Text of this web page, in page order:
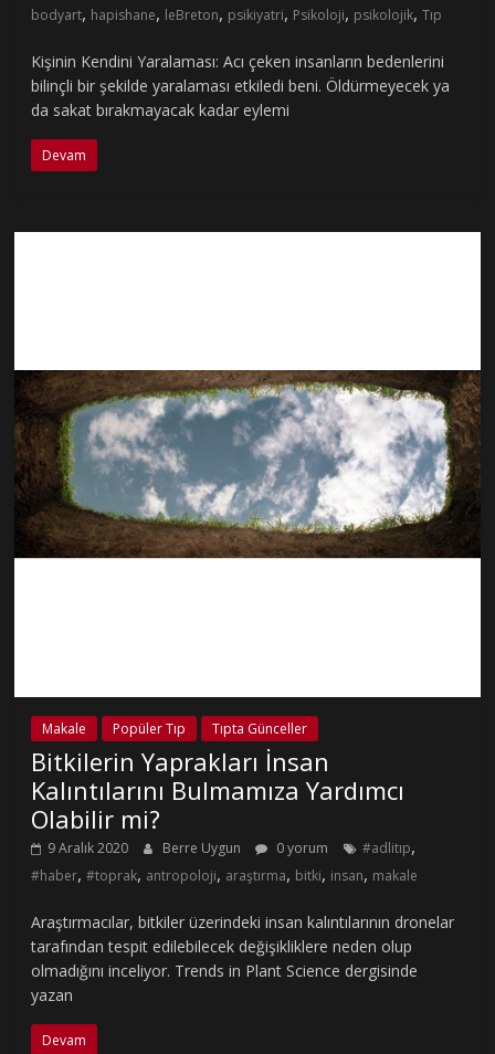
bodyart, hapishane, leBreton, psikiyatri, Psikoloji, psikolojik,Tıp
Kişinin Kendini Yaralaması: Acı çeken insanların bedenlerini
bilinçli bir şekilde yaralaması etkiledi beni. Öldürmeyecek ya
da sakat bırakmayacak kadar eylemi
Devam
Makale Popüler Tıp Tıpta Günceller
Bitkilerin Yaprakları İnsan
Kalıntılarını Bulmamıza Yardımcı
Olabilir mi?
9 Aralık 2020 Berre Uygun 0 yorum #adlitıp,
#haber,#toprak, antropoloji, araştırma, bitki, insan, makale
Araştırmacılar, bitkiler üzerindeki insan kalıntılarının dronelar
tarafından tespit edilebilecek değişikliklere neden olup
olmadığını inceliyor. Trends in Plant Science dergisinde
yazan
Devam